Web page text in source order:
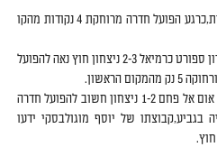
שמחזיר אותה שוב למאבקים בתחתית,כרגע הפועל חדרה מרוחקת 4 נקודות מהקו
נערים ארצית צפון הפועל חדרה -מועדון ספורט כרמיאל 2-3 ניצחון חוץ נאה להפועל
הראשון.
נערים ב מחוז שרון הפועל חדרה-בניי אום אל פחם 1-2 ניצחון חשוב להפועל חדרה
בגביע,קבוצתו של יוסף מוגולבסקי ידעו